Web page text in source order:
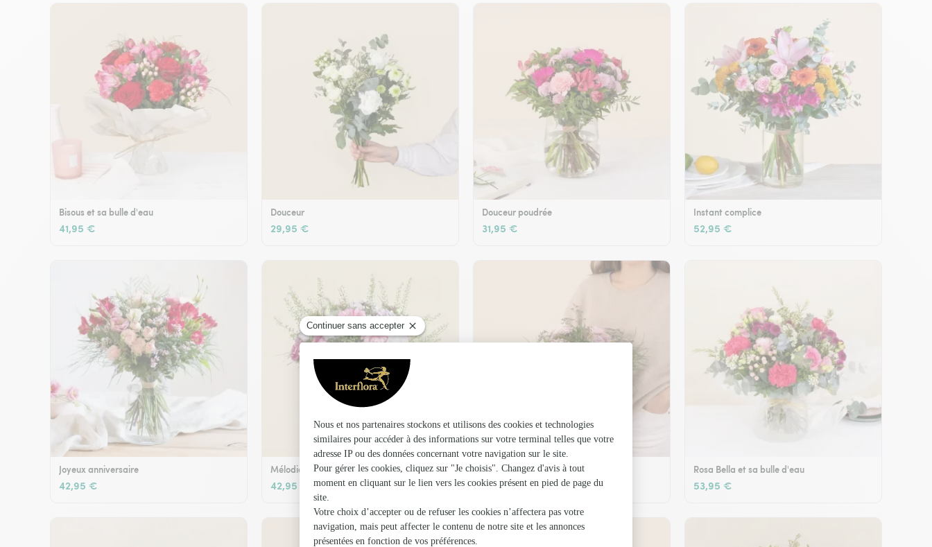
Bisous et sa bulle d'eau
41,95 €
Douceur
29,95 €
Douceur poudrée
31,95 €
Instant complice
52,95 €
Joyeux anniversaire
42,95 €
Mélodie et son vase offert
42,95 €
Plaisir fleuri
36,95 €
Rosa Bella et sa bulle d'eau
53,95 €